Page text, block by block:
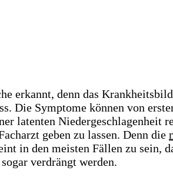
erkannt, denn das
Die Symptome können von
latenten Niedergeschlagenheit
geben zu lassen. Denn die
in den meisten Fällen zu sein,
verdrängt werden.